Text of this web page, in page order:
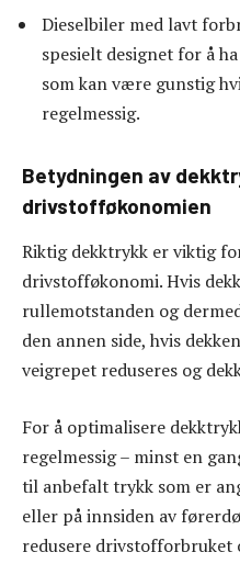
Dieselbiler med lavt
spesielt designet for å
som kan være gunstig
regelmessig.
Betydningen av
drivstofføkonomien
Riktig dekktrykk er viktig
drivstofføkonomi. Hvis
rullemotstanden og
den annen side, hvis
veigrepet reduseres og
For å optimalisere
regelmessig – minst en
til anbefalt trykk som er
eller på innsiden av
redusere drivstofforbruket